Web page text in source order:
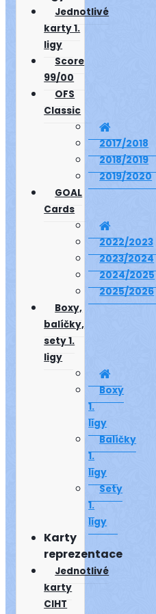
Jednotlivé
karty 1.
ligy
Score
99/00
OFS
Classic
2017/2018
2018/2019
2019/2020
GOAL
Cards
2022/2023
2023/2024
2024/2025
2025/2026
Boxy,
balíčky,
sety 1.
ligy
Boxy
1.
ligy
Balíčky
1.
ligy
Sety
1.
ligy
Karty
reprezentace
Jednotlivé
karty
CIHT